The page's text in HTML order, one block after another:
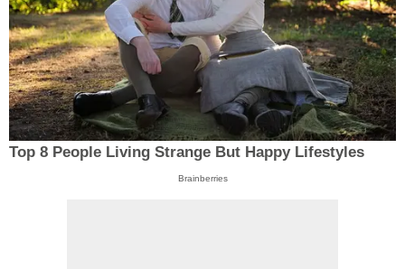
Top 8 People Living Strange But Happy Lifestyles
Brainberries